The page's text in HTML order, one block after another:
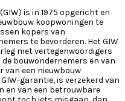
is in 1975 opgericht en
koopwoningen te
kopers van
te bevorderen. Het GIW
met vertegenwoordigers
bouwondernemers en van
van een nieuwbouw
garantie, is verzekerd van
en van een betrouwbare